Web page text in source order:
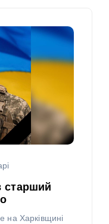
старший
на Харківщині